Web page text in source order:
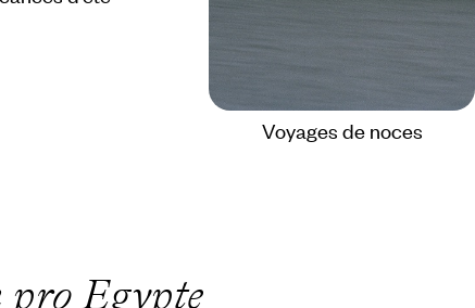
Voyages de noces
pro Egypte